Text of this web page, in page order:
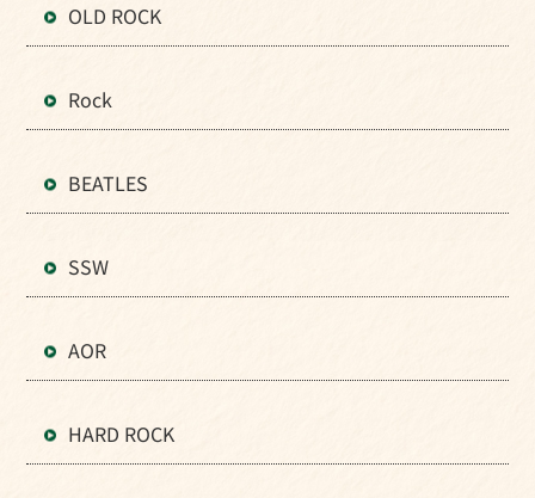
OLD ROCK
Rock
BEATLES
SSW
AOR
HARD ROCK